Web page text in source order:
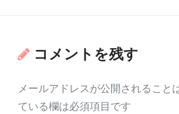
コメントを残す
メールアドレスが公開されること
ている欄は必須項目です